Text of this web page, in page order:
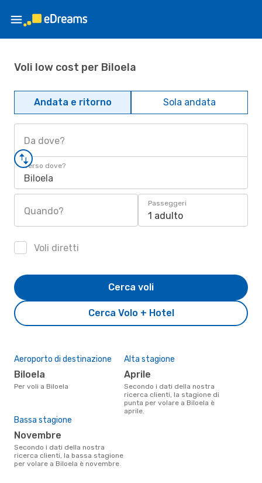
Voli low cost per Biloela
Andata e ritorno Sola andata
Da dove?
Verso dove?
Biloela
Quando?
Passeggeri
1 adulto
Voli diretti
Cerca Volo + Hotel
Cerca voli
Aeroporto di destinazione
Biloela
Per voli a Biloela
Alta stagione
aprile
Secondo i dati della nostra
ricerca clienti, la stagione di
punta per volare a Biloela è
aprile.
Bassa stagione
novembre
Secondo i dati della nostra
ricerca clienti, la bassa stagione
per volare a Biloela è novembre.